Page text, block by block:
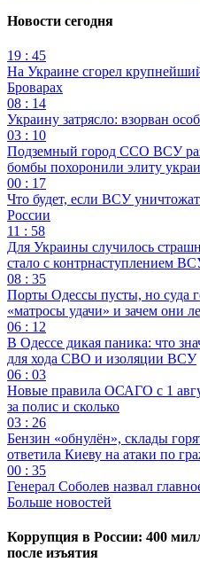
Новости сегодня
19 : 45
На Украине сгорел
Броварах
08 : 14
Украину затрясло: взорван
03 : 10
Подземный город ССО ВСУ
бомбы похоронили элиту
00 : 17
Что будет, если ВСУ
России
11 : 58
Для Украины случилось
стало с контрнаступлением
08 : 35
Порты Одессы пусты, но суда
«матросы удачи» и зачем они
06 : 12
В Одессе дикая паника: что
для хода СВО и изоляции ВСУ
06 : 03
Новые правила ОСАГО с 1
за полис и сколько
03 : 26
Бензин «обнулён», склады
ответила Киеву на атаки по
00 : 35
Генерал Соболев назвал
Больше новостей
Коррупция в России: 400
после изъятия